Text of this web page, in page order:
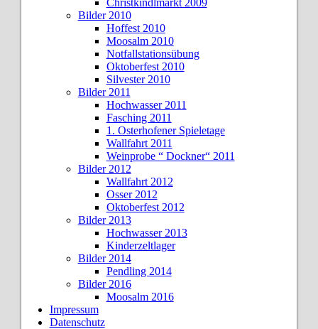
Christkindlmarkt 2009
Bilder 2010
Hoffest 2010
Moosalm 2010
Notfallstationsübung
Oktoberfest 2010
Silvester 2010
Bilder 2011
Hochwasser 2011
Fasching 2011
1. Osterhofener Spieletage
Wallfahrt 2011
Weinprobe “ Dockner“ 2011
Bilder 2012
Wallfahrt 2012
Osser 2012
Oktoberfest 2012
Bilder 2013
Hochwasser 2013
Kinderzeltlager
Bilder 2014
Pendling 2014
Bilder 2016
Moosalm 2016
Impressum
Datenschutz